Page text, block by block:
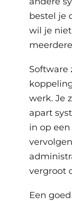
bestel je
wil je
Software
werk. Je
apart
in op
vergroot
Een